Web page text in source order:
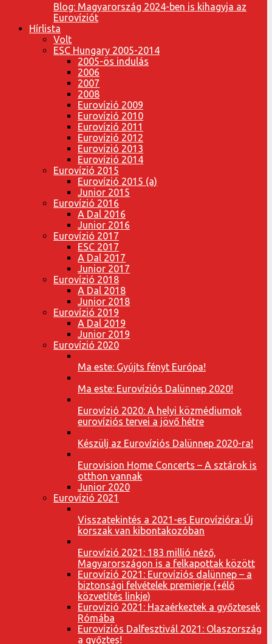
Blog: Magyarország 2024-ben is kihagyja az
Eurovíziót
Hírlista
Volt
ESC Hungary 2005-2014
2005-ös indulás
2006
2007
2008
Eurovízió 2009
Eurovízió 2010
Eurovízió 2011
Eurovízió 2012
Eurovízió 2013
Eurovízió 2014
Eurovízió 2015
Eurovízió 2015 (a)
Junior 2015
Eurovízió 2016
A Dal 2016
Junior 2016
Eurovízió 2017
ESC 2017
A Dal 2017
Junior 2017
Eurovízió 2018
A Dal 2018
Junior 2018
Eurovízió 2019
A Dal 2019
Junior 2019
Eurovízió 2020
Ma este: Gyújts fényt Európa!
Ma este: Eurovíziós Dalünnep 2020!
Eurovízió 2020: A helyi közmédiumok
eurovíziós tervei a jövő hétre
Készülj az Eurovíziós Dalünnep 2020-ra!
Eurovision Home Concerts – A sztárok is
otthon vannak
Junior 2020
Eurovízió 2021
Visszatekintés a 2021-es Eurovízióra: Új
korszak van kibontakozóban
Eurovízió 2021: 183 millió néző,
Magyarországon is a felkapottak között
Eurovízió 2021: Eurovíziós dalünnep – a
biztonsági felvételek premierje (+élő
közvetítés linkje)
Eurovízió 2021: Hazaérkeztek a győztesek
Rómába
Eurovíziós Dalfesztivál 2021: Olaszország
a győztes!